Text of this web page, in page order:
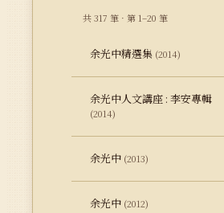
共 317 筆 · 第 1–20 筆
余光中精選集 (2014)
余光中人文講座 : 李安專輯
(2014)
余光中 (2013)
余光中 (2012)